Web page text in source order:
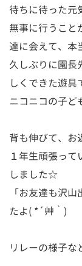
待ちに待った元
無事に行うこと
達に会えて、本
久しぶりに園長
しくできた遊具
ニコニコの子ど
背も伸びて、お
１年生頑張っ
しました☆
「お友達も沢
たよ( *´艸｀)
リレーの様子